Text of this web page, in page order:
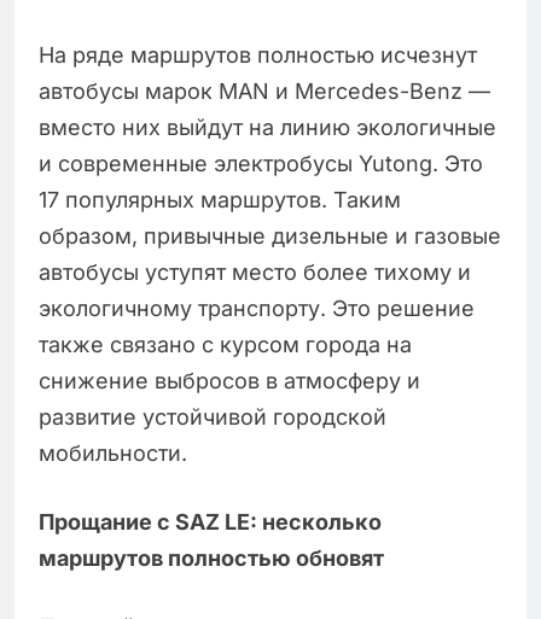
На ряде маршрутов полностью исчезнут
автобусы марок MAN и Mercedes-Benz —
вместо них выйдут на линию экологичные
и современные электробусы Yutong. Это
17 популярных маршрутов. Таким
образом, привычные дизельные и газовые
автобусы уступят место более тихому и
экологичному транспорту. Это решение
также связано с курсом города на
снижение выбросов в атмосферу и
развитие устойчивой городской
мобильности.
Прощание с SAZ LE: несколько
маршрутов полностью обновят